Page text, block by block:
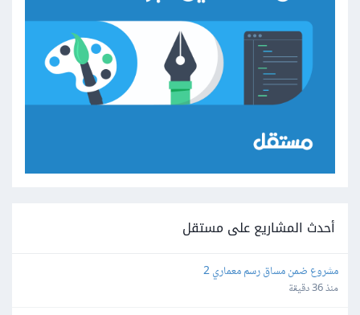
أحدث المشاريع على مستقل
مشروع ضمن مساق رسم معماري 2
منذ 36 دقيقة